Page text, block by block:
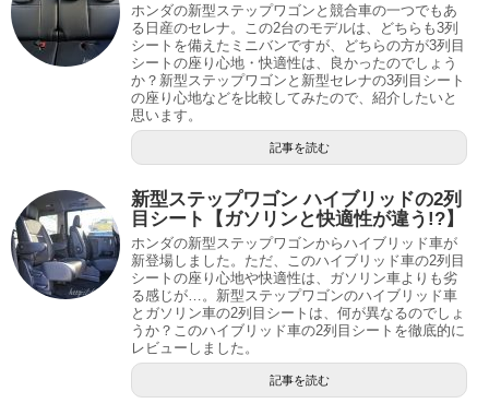
ホンダの新型ステップワゴンと競合車の一つでもあ
る日産のセレナ。この2台のモデルは、どちらも3列
シートを備えたミニバンですが、どちらの方が3列目
シートの座り心地・快適性は、良かったのでしょう
か？新型ステップワゴンと新型セレナの3列目シート
の座り心地などを比較してみたので、紹介したいと
思います。
記事を読む
新型ステップワゴン ハイブリッドの2列
目シート【ガソリンと快適性が違う!?】
ホンダの新型ステップワゴンからハイブリッド車が
新登場しました。ただ、このハイブリッド車の2列目
シートの座り心地や快適性は、ガソリン車よりも劣
る感じが…。新型ステップワゴンのハイブリッド車
とガソリン車の2列目シートは、何が異なるのでしょ
うか？このハイブリッド車の2列目シートを徹底的に
レビューしました。
記事を読む